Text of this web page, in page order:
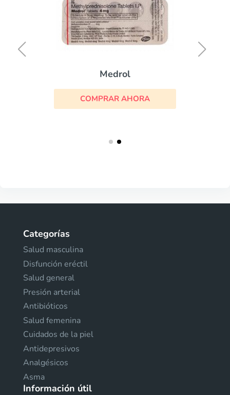
Medrol
COMPRAR AHORA
Categorías
Salud masculina
Disfunción eréctil
Salud general
Presión arterial
Antibióticos
Salud femenina
Cuidados de la piel
Antidepresivos
Analgésicos
Asma
Información útil